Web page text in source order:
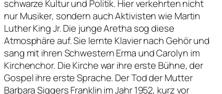
schwarze Kultur und Politik. Hier verkehrten nicht
nur Musiker, sondern auch Aktivisten wie Martin
Luther King Jr. Die junge Aretha sog diese
Atmosphäre auf. Sie lernte Klavier nach Gehör und
sang mit ihren Schwestern Erma und Carolyn im
Kirchenchor. Die Kirche war ihre erste Bühne, der
Gospel ihre erste Sprache. Der Tod der Mutter
Barbara Siggers Franklin im Jahr 1952, kurz vor